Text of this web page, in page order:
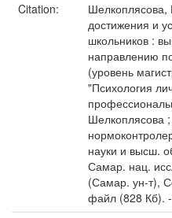
Citation:
Шелкоплясова,
достижения и
школьников :
направлению
(уровень
"Психология
Шелкоплясова
науки и высш.
Самар. нац.
(Самар. ун-т),
файл (828 Кб). -